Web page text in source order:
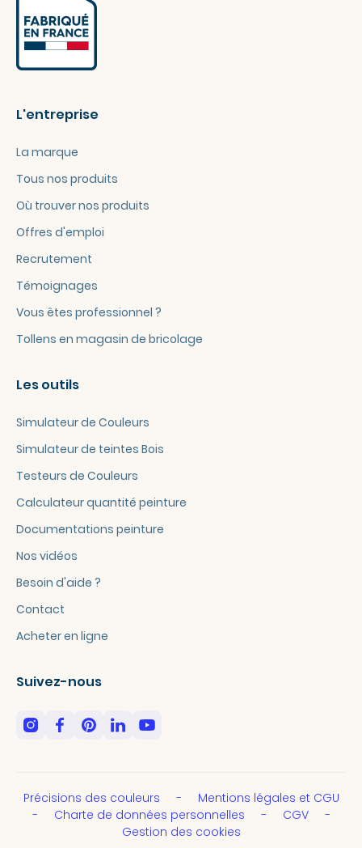
L'entreprise
La marque
Tous nos produits
Où trouver nos produits
Offres d'emploi
Recrutement
Témoignages
Vous êtes professionnel ?
Tollens en magasin de bricolage
Les outils
Simulateur de Couleurs
Simulateur de teintes Bois
Testeurs de Couleurs
Calculateur quantité peinture
Documentations peinture
Nos vidéos
Besoin d'aide ?
Contact
Acheter en ligne
Suivez-nous
Précisions des couleurs
Mentions légales et CGU
Charte de données personnelles
CGV
Gestion des cookies